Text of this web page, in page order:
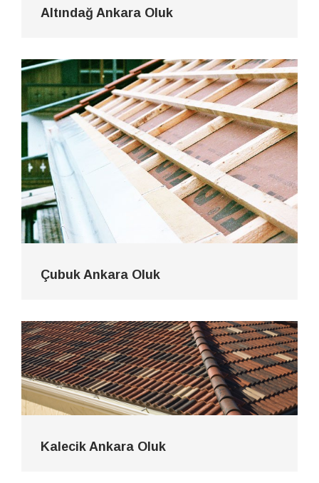
Altındağ Ankara Oluk
Çubuk Ankara Oluk
Kalecik Ankara Oluk